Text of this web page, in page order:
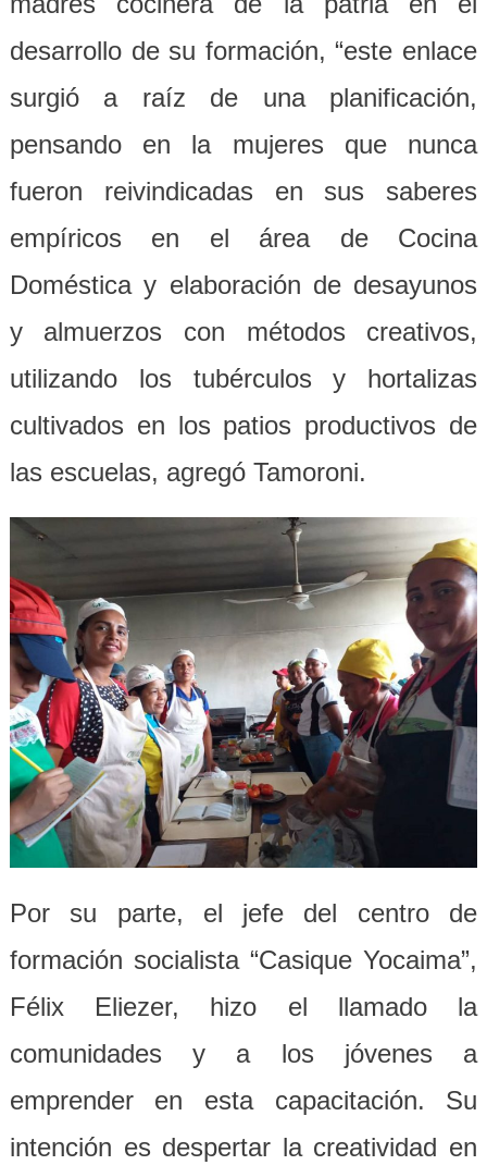
desarrollo de su formación, “este enlace
surgió a raíz de una planificación,
pensando en la mujeres que nunca
fueron reivindicadas en sus saberes
empíricos en el área de Cocina
Domésticay elaboración de desayunos
y almuerzos con métodos creativos,
utilizando los tubérculos y hortalizas
cultivados en los patios productivos de
las escuelas, agregó Tamoroni.
Por su parte, el jefe del centro de
formación socialista “Casique Yocaima”,
Félix Eliezer, hizo el llamado la
comunidades y a los jóvenes a
emprender en esta capacitación. Su
intención es despertar la creatividad en